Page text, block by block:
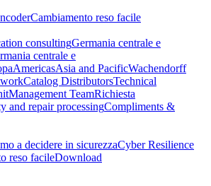
Cambiamento reso facile
consultingGermania centrale e
centrale e
AmericasAsia and PacificWachendorff
Catalog DistributorsTechnical
Management TeamRichiesta
and repair processingCompliments &
a decidere in sicurezzaCyber Resilience
reso facileDownload